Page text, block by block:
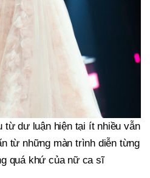
từ dư luận hiện tại ít nhiều vẫn
từ những màn trình diễn từng
quá khứ của nữ ca sĩ